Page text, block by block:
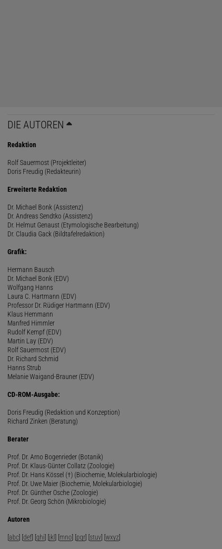
DIE AUTOREN
Redaktion
Rolf Sauermost (Projektleiter)
Doris Freudig (Redakteurin)
Erweiterte Redaktion
Dr. Michael Bonk (Assistenz)
Dr. Andreas Sendtko (Assistenz)
Dr. Helmut Genaust (Etymologische Bearbeitung)
Dr. Claudia Gack (Bildtafelredaktion)
Grafik:
Hermann Bausch
Dr. Michael Bonk (EDV)
Wolfgang Hanns
Laura C. Hartmann (EDV)
Professor Dr. Rüdiger Hartmann (EDV)
Klaus Hemmann
Manfred Himmler
Rudolf Kempf (EDV)
Martin Lay (EDV)
Rolf Sauermost (EDV)
Dr. Richard Schmid
Hanns Strub
Melanie Waigand-Brauner (EDV)
CD-ROM-Ausgabe:
Doris Freudig (Redaktion und Konzeption)
Richard Zinken (Beratung)
Berater
Prof. Dr. Arno Bogenrieder (Botanik)
Prof. Dr. Klaus-Günter Collatz (Zoologie)
Prof. Dr. Hans Kössel (†) (Biochemie, Molekularbiologie)
Prof. Dr. Uwe Maier (Biochemie, Molekularbiologie)
Prof. Dr. Günther Osche (Zoologie)
Prof. Dr. Georg Schön (Mikrobiologie)
Autoren
[abc] [def] [ghi] [jkl] [mno] [pqr] [stuv] [wxyz]